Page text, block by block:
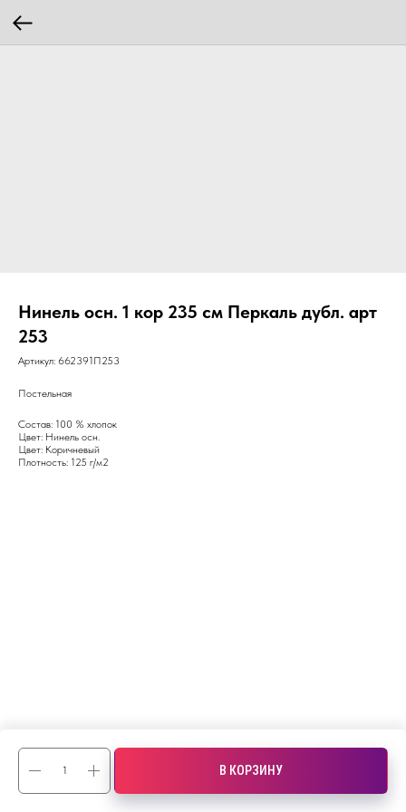
Нинель осн. 1 кор 235 см Перкаль дубл. арт
253
Артикул: 662391П253
В КОРЗИНУ
Постельная
Состав: 100 % хлопок
Цвет: Нинель осн.
Цвет: Коричневый
Плотность: 125 г/м2